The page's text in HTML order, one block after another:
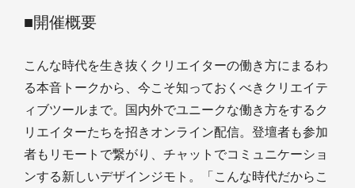
■開催概要
こんな時代を生き抜くクリエイターの働き方にまるわ
る本音トークから、今こそ知っておくべきクリエイテ
ィブツールまで。国内外でユニークな働き方をするク
リエイターたちを招きオンライン配信。登壇者も参加
者もリモートで繋がり、チャットでコミュニケーショ
ンする新しいデザインジモト。「こんな時代だからこ